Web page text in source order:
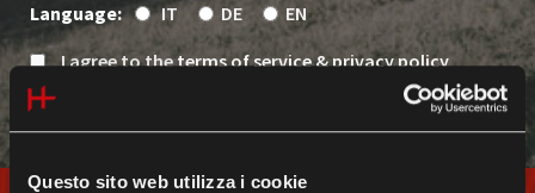
Questo sito web utilizza i cookie
Language: IT DE EN
I agree to theterms of service & privacy policy
Iscriviti